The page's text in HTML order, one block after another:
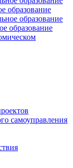
образование
образование
образование
самоуправления